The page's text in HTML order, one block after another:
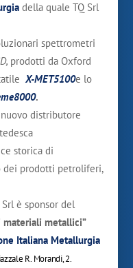
della quale TQ Srl
spettrometri
prodotti da Oxford
X-MET5100e lo
.
distributore
storica di
dei prodotti petroliferi,
Srl è sponsor del
materiali metallici”
Italiana Metallurgia
R. Morandi, 2.